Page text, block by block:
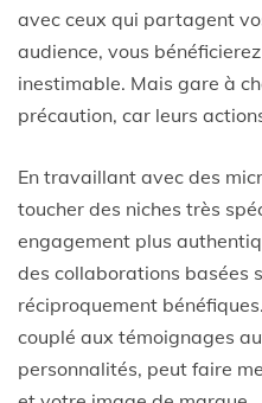
avec ceux qui partagent
audience, vous
inestimable. Mais gare à
précaution, car leurs
En travaillant avec des
toucher des niches très
engagement plus
des collaborations basées
réciproquement
couplé aux témoignages
personnalités, peut faire